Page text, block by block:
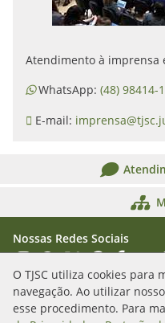
O TJSC utiliza cookies
navegação. Ao utilizar
esse procedimento. Para
Atendimento à imprensa
WhatsApp: (48) 98414-
E-mail:
Nossas Redes Sociais
Acessar Instagram
Acessar WhatsApp
Acessar X
Acessar
Rua Álvaro Millen da
Florianópolis/SC - CEP: